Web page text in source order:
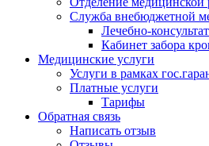
Служба внебюджетной
Лечебно-
Кабинет забора
Медицинские услуги
Услуги в рамках
Платные услуги
Тарифы
Обратная связь
Написать отзыв